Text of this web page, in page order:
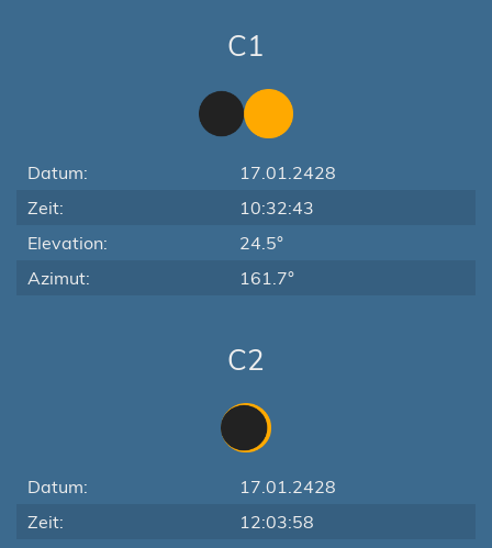
C1
Datum:
17.01.2428
Zeit:
10:32:43
Elevation:
24.5°
Azimut:
161.7°
C2
Datum:
17.01.2428
Zeit:
12:03:58